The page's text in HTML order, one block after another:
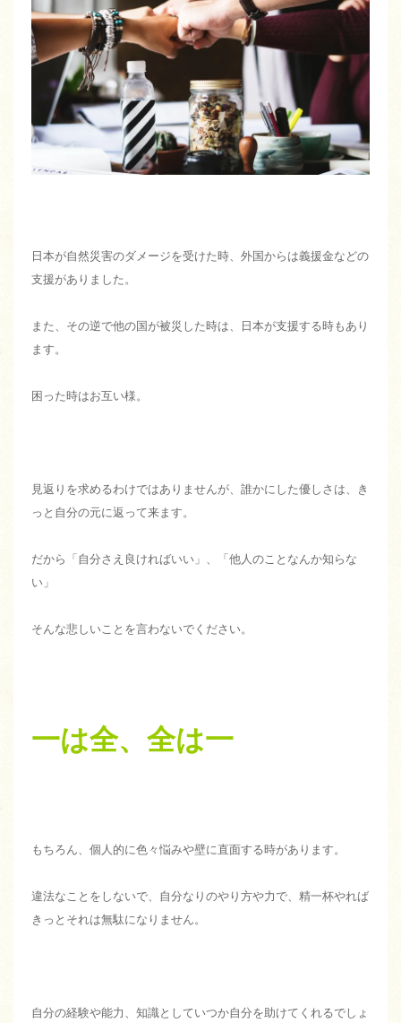
日本が自然災害のダメージを受けた時、外国からは義援金などの
支援がありました。
また、その逆で他の国が被災した時は、日本が支援する時もあり
ます。
困った時はお互い様。
見返りを求めるわけではありませんが、誰かにした優しさは、き
っと自分の元に返って来ます。
だから「自分さえ良ければいい」、「他人のことなんか知らな
い」
そんな悲しいことを言わないでください。
一は全、全は一
もちろん、個人的に色々悩みや壁に直面する時があります。
違法なことをしないで、自分なりのやり方や力で、精一杯やれば
きっとそれは無駄になりません。
自分の経験や能力、知識としていつか自分を助けてくれるでしょ